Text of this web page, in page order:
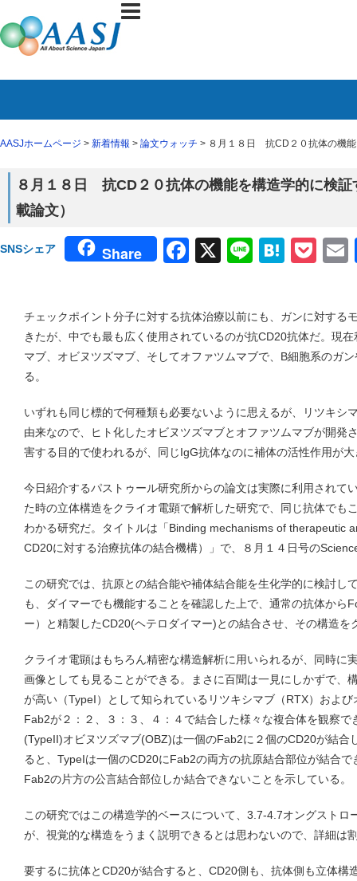
AASJホームページ > 新着情報 > 論文ウォッチ > ８月１８日 抗CD２０抗体の機
８月１８日 抗CD２０抗体の機能を構造学的に検
載論文）
SNSシェア Share Facebook
X Line
チェックポイント分子に対する抗体治療以前にも、ガンに対する
きたが、中でも最も広く使用されているのが抗CD20抗体だ。現
マブ、オビヌツズマブ、そしてオファツムマブで、B細胞系のガ
る。
いずれも同じ標的で何種類も必要ないように思えるが、リツキシ
由来なので、ヒト化したオビヌツズマブとオファツムマブが開発
害する目的で使われるが、同じIgG抗体なのに補体の活性作用が
今日紹介するパストゥール研究所からの論文は実際に利用されて
た時の立体構造をクライオ電顕で解析した研究で、同じ抗体でも
わかる研究だ。タイトルは「Binding mechanisms of therapeutic
CD20に対する治療抗体の結合機構）」で、８月１４日号の
この研究では、抗原との結合能や補体結合能を生化学的に検討し
も、ダイマーでも機能することを確認した上で、通常の抗体から
ー）と精製したCD20(ヘテロダイマー)との結合させ、その構造を
クライオ電顕はもちろん精密な構造解析に用いられるが、同時に
画像としても見ることができる。まさに百聞は一見にしかずで、
が高い（TypeI）として知られているリツキシマブ（RTX）およ
Fab2が２：２、３：３、４：４で結合した様々な複合体を観察
(TypeII)オビヌツズマブ(OBZ)は一個のFab2に２個のCD20が結合
ると、TypeIは一個のCD20にFab2の両方の抗原結合部位が結合
Fab2の片方の公言結合部位しか結合できないことを示している。
この研究ではこの構造学的ベースについて、3.7-4.7オングストロ
が、視覚的な構造をうまく説明できるとは思わないので、詳細は
要するに抗体とCD20が結合すると、CD20側も、抗体側も立体構